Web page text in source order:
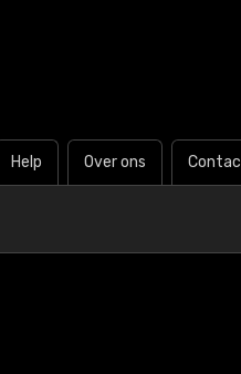
Help Over ons